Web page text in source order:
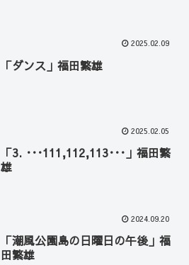
2025.02.09
「ダンス」福田繁雄
2025.02.05
「3. ･･･111,112,113･･･」福田繁
雄
2024.09.20
「潮風公園島の日曜日の午後」福
田繁雄